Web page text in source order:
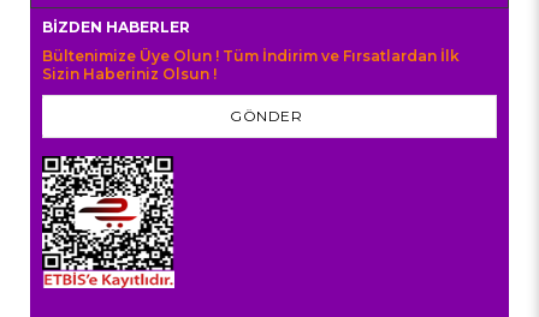
BIZDEN HABERLER
Bültenimize Üye Olun ! Tüm İndirim ve Fırsatlardan İlk
Sizin Haberiniz Olsun !
GÖNDER